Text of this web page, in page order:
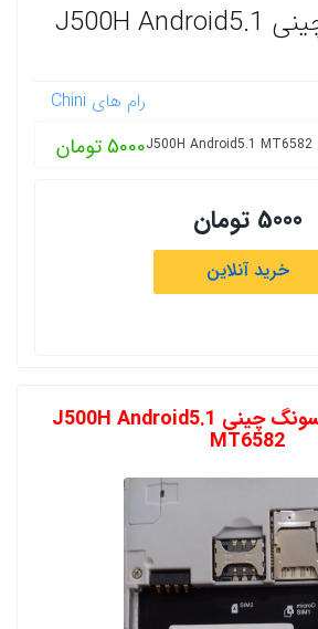
فایل فلش چینی J500H Android5.1
رام های Chini
5000 تومان
5000 تومان
خرید آنلاین
فایل فلش سامسونگ چینی J500H Android5.1
MT6582